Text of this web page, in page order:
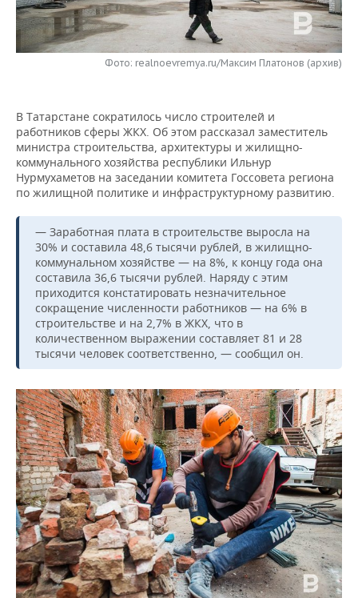
НЕФТЕХИМИЯ
НЕФТЬ
ЭНЕРГЕТИКА
РОЗНИЧНАЯ ТОРГОВЛЯ
НОВОСТИ ТЕХНОЛОГИЙ
ТЕЛЕКОММУНИКАЦИИ
МЕРОПРИЯТИЯ
НОВОСТИ МЕРОПРИЯТИЙ
БИЗНЕС-БРАНЧИ
ONLINE-КОНФЕРЕНЦИИ
ОТКРЫТАЯ ЛЕКЦИЯ
ФУТБОЛ
ХОККЕЙ
БАСКЕТБОЛ
ВОЛЕЙБОЛ
КИБЕРСПОРТ
ФИГУРНОЕ КАТАНИЕ
ВОДНЫЕ ВИДЫ СПОРТА
ХОККЕЙ С МЯЧОМ
НОВОСТИ ОБЩЕСТВА
ВЛАСТЬ
ИНФРАСТРУКТУРА
ИСТОРИЯ
КУЛЬТУРА
МЕДИЦИНА
ОБРАЗОВАНИЕ
ПРОИСШЕСТВИЯ
ФОТОГАЛЕРЕЯ
СЮЖЕТЫ
СПРАВОЧНИК
СПИСОК ПЕРСОН
СПИСОК КОМПАНИЙ
ПОЛНАЯ ВЕРСИЯ
Фото: realnoevremya.ru/Максим Платонов (архив)
В Татарстане сократилось число строителей и
работников сферы ЖКХ. Об этом рассказал заместитель
министра строительства, архитектуры и жилищно-
коммунального хозяйства республики Ильнур
Нурмухаметов на заседании комитета Госсовета региона
по жилищной политике и инфраструктурному развитию.
— Заработная плата в строительстве выросла на
30% и составила 48,6 тысячи рублей, в жилищно-
коммунальном хозяйстве — на 8%, к концу года она
составила 36,6 тысячи рублей. Наряду с этим
приходится констатировать незначительное
сокращение численности работников — на 6% в
строительстве и на 2,7% в ЖКХ, что в
количественном выражении составляет 81 и 28
тысячи человек соответственно, — сообщил он.